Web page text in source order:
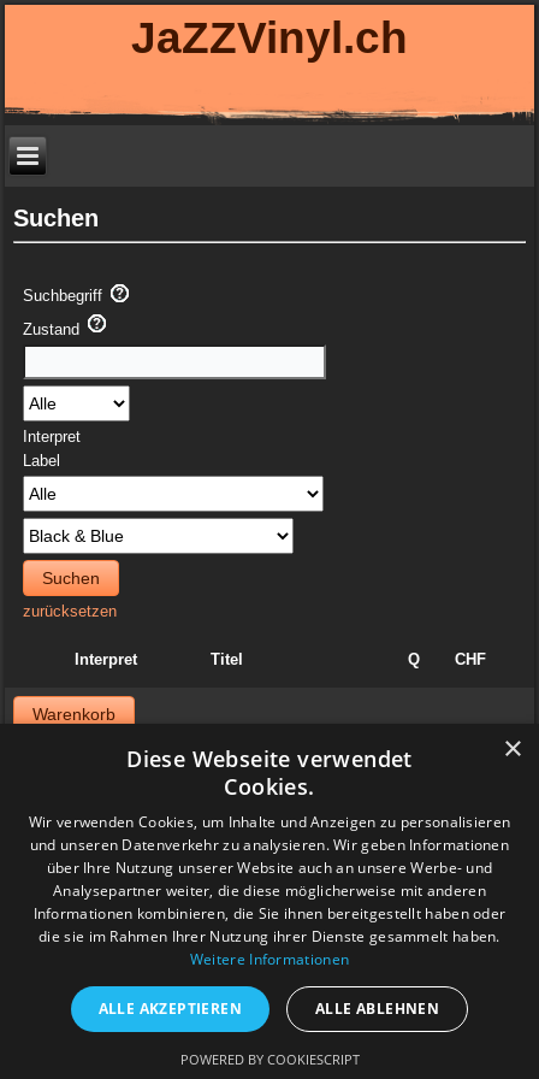
JaZZVinyl.ch
Suchen
Suchbegriff
Zustand
Interpret
Label
Suchen
zurücksetzen
Interpret Titel Q CHF
Warenkorb
Jazzvinyl.ch ist am Sonntag 06. April ab 10 Uhr an der
Schallplattenbörse im Volkshaus in Zürich
Wir haben auch einiges aus der Sammlung von Patrick! Ich bringe
viel Dolphy, Art Farmer usw.
Feedback
www.grashalm-it.ch |(www.pinkytoes.com)
×
Diese Webseite verwendet
Cookies.
Wir verwenden Cookies, um Inhalte und Anzeigen zu personalisieren
und unseren Datenverkehr zu analysieren. Wir geben Informationen
über Ihre Nutzung unserer Website auch an unsere Werbe- und
Analysepartner weiter, die diese möglicherweise mit anderen
Informationen kombinieren, die Sie ihnen bereitgestellt haben oder
die sie im Rahmen Ihrer Nutzung ihrer Dienste gesammelt haben.
Weitere Informationen
ALLE AKZEPTIEREN ALLE ABLEHNEN
POWERED BY COOKIESCRIPT